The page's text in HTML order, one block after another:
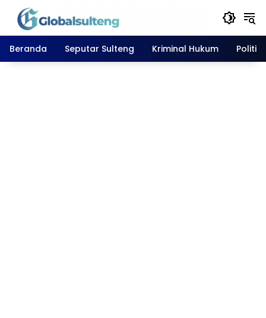
Langsung
konten
Beranda
Seputar Sulteng Kriminal Hukum Politik